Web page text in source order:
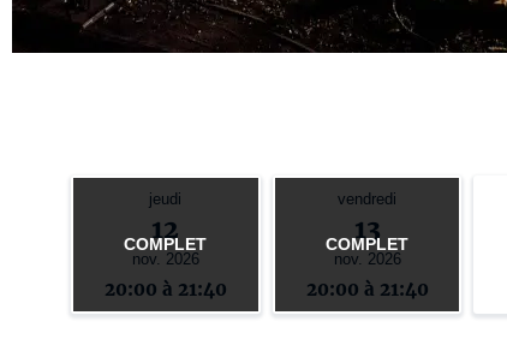
jeudi
12
nov. 2026
20:00 à 21:40
COMPLET
vendredi
13
nov. 2026
20:00 à 21:40
COMPLET